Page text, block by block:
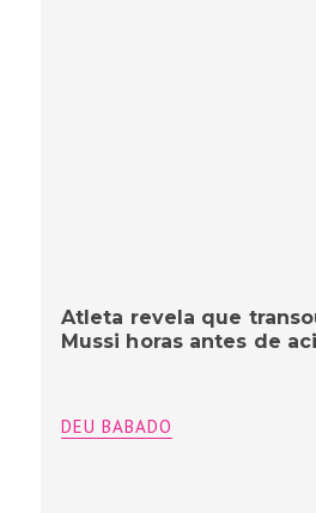
Atleta revela que
Mussi horas antes de
DEU BABADO